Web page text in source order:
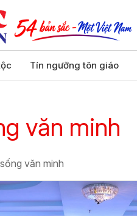
Tín ngưỡng tôn giáo
văn minh
văn minh